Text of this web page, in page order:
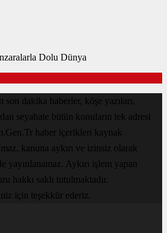
Dolu Dünya
dakika haberler, köşe yazıları,
seyahate bütün konuların tek adresi
haber içerikleri kaynak
kanuna aykırı ve izinsiz olarak
yayınlanamaz. Aykırı işlem yapan
hakkı saklı tutulmaktadır.
için teşekkür ederiz.